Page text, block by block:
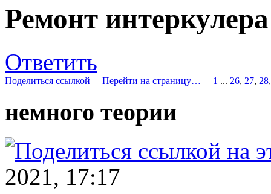
Ремонт
Ответить
Поделиться ссылкой Перейти на страницу… 1 ... 26, 27, 28
немного теории
2021, 17:17